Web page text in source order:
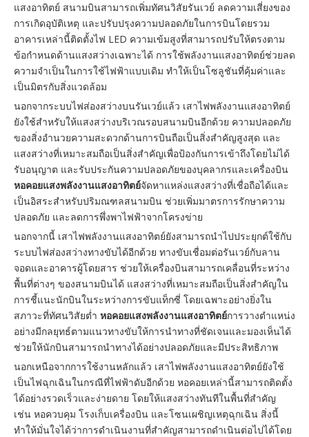
แสงอาทิตย์ สนามบินสามารถเพิ่มทัศนวิสัยรันเวย์ ลดความเสี่ยงของ
การเกิดอุบัติเหตุ และปรับปรุงความปลอดภัยในการบินโดยรวม
อาคารเหล่านี้ติดตั้งไฟ LED ความเข้มสูงที่สามารถปรับให้ตรงตาม
ข้อกำหนดด้านแสงสว่างเฉพาะได้ การใช้พลังงานแสงอาทิตย์ช่วยลด
ความจำเป็นในการใช้ไฟฟ้าแบบเดิม ทำให้เป็นโซลูชันที่คุ้มค่าและ
เป็นมิตรกับสิ่งแวดล้อม
นอกจากระบบไฟส่องสว่างบนรันเวย์แล้ว เสาไฟพลังงานแสงอาทิตย์
ยังใช้สำหรับให้แสงสว่างบริเวณรอบสนามบินอีกด้วย ความปลอดภัย
ของสิ่งอำนวยความสะดวกด้านการบินถือเป็นสิ่งสำคัญสูงสุด และ
แสงสว่างที่เหมาะสมถือเป็นสิ่งสำคัญเพื่อป้องกันการเข้าถึงโดยไม่ได้
รับอนุญาต และรับประกันความปลอดภัยของบุคลากรและเครื่องบิน
หอคอยแสงพลังงานแสงอาทิตย์จัดหาแหล่งแสงสว่างที่เชื่อถือได้และ
เป็นอิสระสำหรับปริมณฑลสนามบิน ช่วยเพิ่มมาตรการรักษาความ
ปลอดภัย และลดการพึ่งพาไฟฟ้าจากโครงข่าย
นอกจากนี้ เสาไฟพลังงานแสงอาทิตย์ยังสามารถนำไปประยุกต์ใช้กับ
ระบบไฟส่องสว่างทางขับได้อีกด้วย ทางขับเชื่อมต่อรันเวย์กับลาน
จอดและอาคารผู้โดยสาร ช่วยให้เครื่องบินสามารถเคลื่อนที่ระหว่าง
พื้นที่ต่างๆ ของสนามบินได้ แสงสว่างที่เหมาะสมถือเป็นสิ่งสำคัญใน
การชี้แนะนักบินในระหว่างการขับแท็กซี่ โดยเฉพาะอย่างยิ่งใน
สภาวะที่ทัศนวิสัยต่ำ หอคอยแสงพลังงานแสงอาทิตย์การวางตำแหน่ง
อย่างมีกลยุทธ์ตามแนวทางขับให้การนำทางที่ชัดเจนและมองเห็นได้
ช่วยให้นักบินสามารถนำทางได้อย่างปลอดภัยและมีประสิทธิภาพ
นอกเหนือจากการใช้งานหลักแล้ว เสาไฟพลังงานแสงอาทิตย์ยังใช้
เป็นไฟฉุกเฉินในกรณีที่ไฟฟ้าดับอีกด้วย หอคอยเหล่านี้สามารถติดตั้ง
ได้อย่างรวดเร็วและง่ายดาย โดยให้แสงสว่างทันทีในพื้นที่สำคัญ
เช่น หอควบคุม โรงเก็บเครื่องบิน และโซนเผชิญเหตุฉุกเฉิน สิ่งนี้
ทำให้มั่นใจได้ว่าการดำเนินงานที่สำคัญสามารถดำเนินต่อไปได้โดย